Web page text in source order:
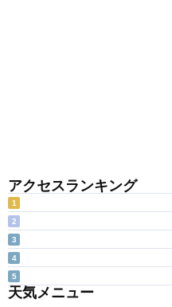
アクセスランキング
1
2
3
4
5
天気メニュー